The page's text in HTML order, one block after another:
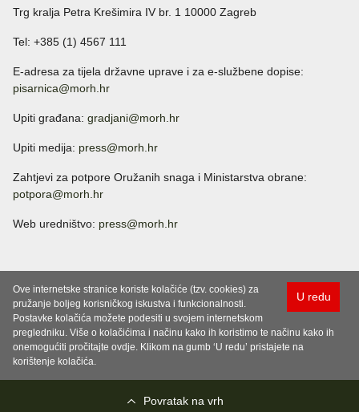
Trg kralja Petra Krešimira IV br. 1 10000 Zagreb
Tel: +385 (1) 4567 111
E-adresa za tijela državne uprave i za e-službene dopise:
pisarnica@morh.hr
Upiti građana: gradjani@morh.hr
Upiti medija: press@morh.hr
Zahtjevi za potpore Oružanih snaga i Ministarstva obrane:
potpora@morh.hr
Web uredništvo: press@morh.hr
U redu
Ove internetske stranice koriste kolačiće (tzv. cookies) za
pružanje boljeg korisničkog iskustva i funkcionalnosti.
Postavke kolačića možete podesiti u svojem internetskom
pregledniku. Više o kolačićima i načinu kako ih koristimo te načinu kako ih
onemogućiti pročitajte ovdje. Klikom na gumb ‘U redu’ pristajete na
korištenje kolačića.
Povratak na vrh